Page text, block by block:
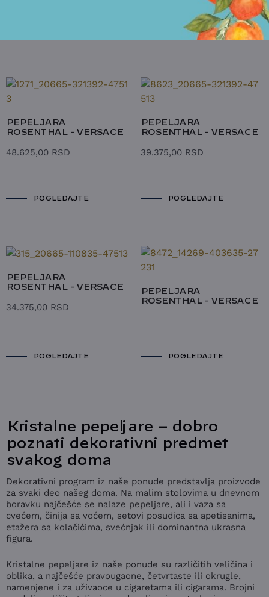
POGLEDAJTE
PEPELJARA
ROSENTHAL - VERSACE
48.625,00 RSD
POGLEDAJTE
PEPELJARA
ROSENTHAL - VERSACE
39.375,00 RSD
POGLEDAJTE
PEPELJARA
ROSENTHAL - VERSACE
34.375,00 RSD
POGLEDAJTE
PEPELJARA
ROSENTHAL - VERSACE
POGLEDAJTE
Kristalne pepeljare – dobro
poznati dekorativni predmet
svakog doma
Dekorativni program iz naše ponude predstavlja proizvode
za svaki deo našeg doma. Na malim stolovima u dnevnom
boravku najčešće se nalaze pepeljare, ali i vaza sa
cvećem, činija sa voćem, setovi posudica sa apetisanima,
etažera sa kolačićima, svećnjak ili dominantna ukrasna
figura.
Kristalne pepeljare iz naše ponude su različitih veličina i
oblika, a najčešće pravougaone, četvrtaste ili okrugle,
namenjene i za uživaoce u cigaretama ili cigarama. Brojni